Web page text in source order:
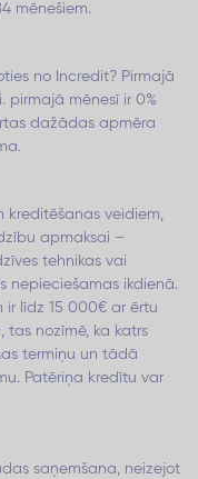
mēnešiem.
no Incredit? Pirmajā
pirmajā mēnesī ir 0%
dažādas apmēra
kreditēšanas veidiem,
apmaksai –
tehnikas vai
nepieciešamas ikdienā.
ir līdz 15 000€ ar ērtu
tas nozīmē, ka katrs
termiņu un tādā
Patēriņa kredītu var
saņemšana, neizejot